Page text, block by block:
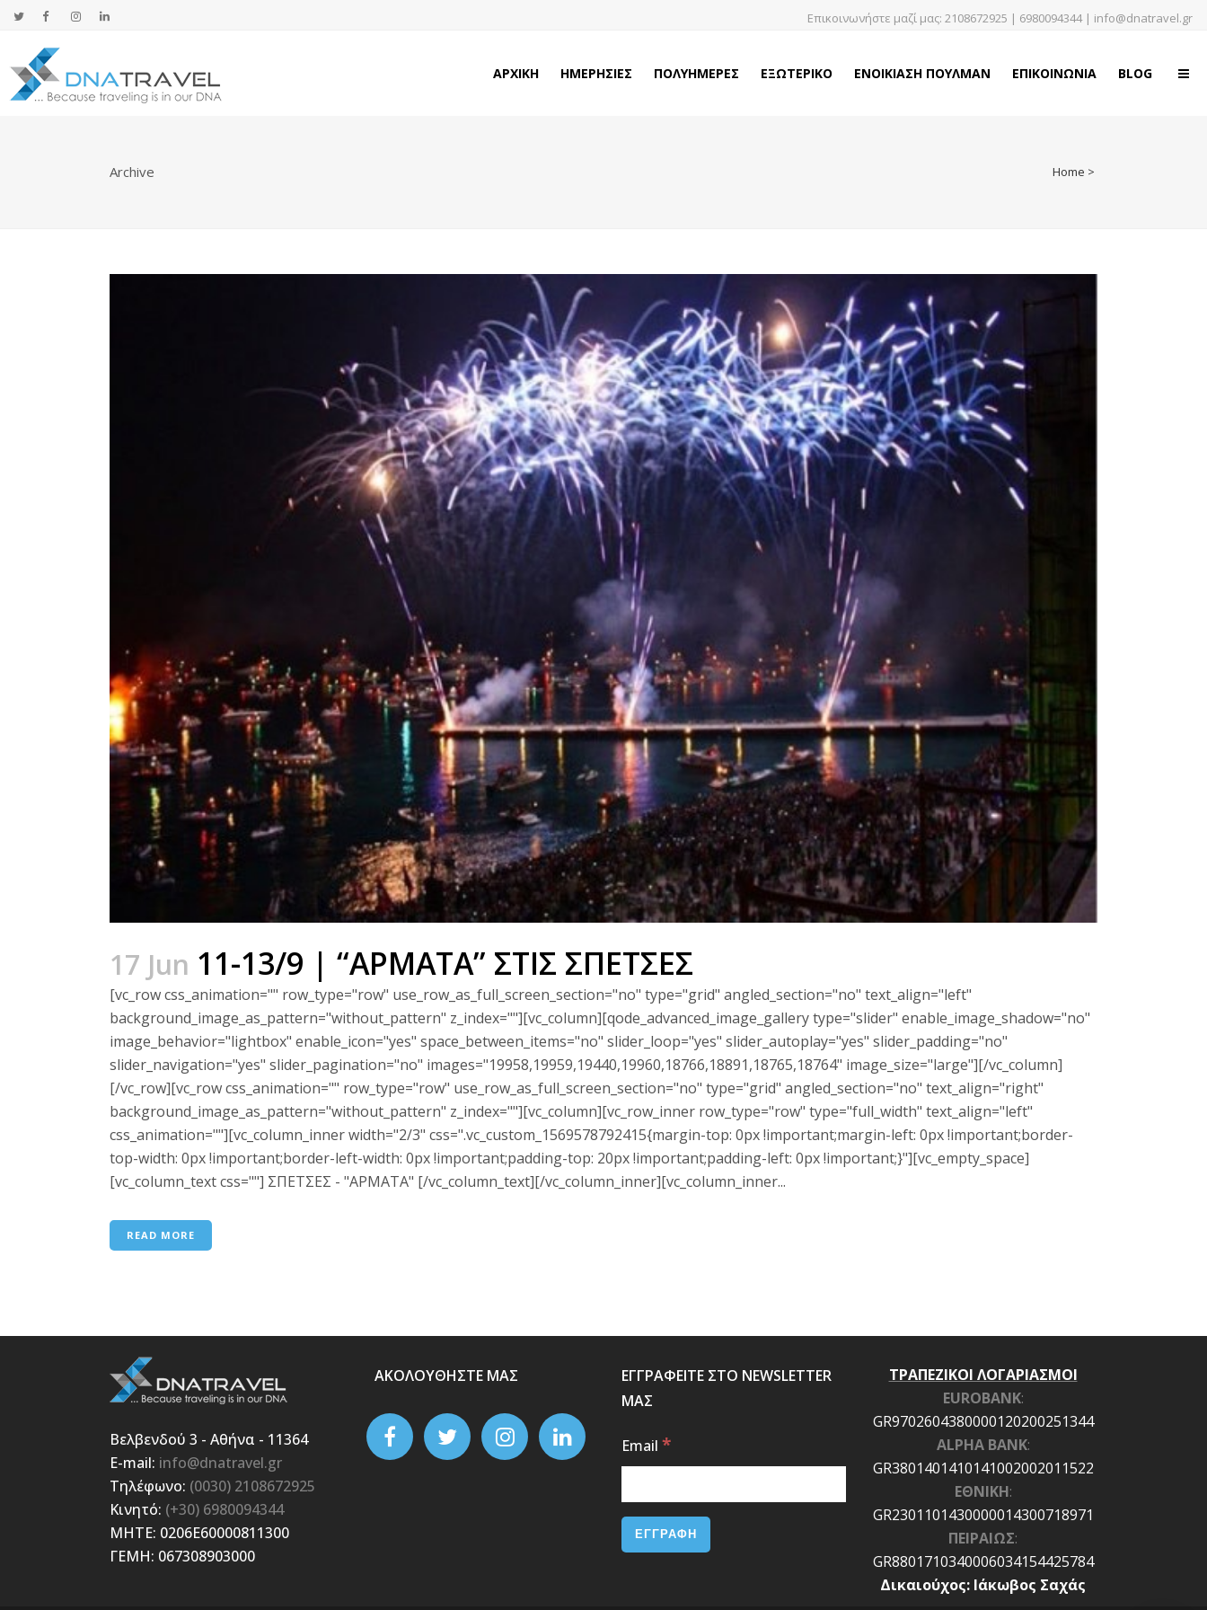
Επικοινωνήστε μαζί μας: 2108672925 | 6980094344| info@dnatravel.gr
ΑΡΧΙΚΗ ΗΜΕΡΗΣΙΕΣ ΠΟΛΥΗΜΕΡΕΣ ΕΞΩΤΕΡΙΚΟ ΕΝΟΙΚΙΑΣΗ ΠΟΥΛΜΑΝ ΕΠΙΚΟΙΝΩΝΙΑ BLOG
Archive Home >
17 Jun 11-13/9 | “ΑΡΜΑΤΑ” ΣΤΙΣ ΣΠΕΤΣΕΣ
[vc_row css_animation="" row_type="row" use_row_as_full_screen_section="no" type="grid" angled_section="no" text_align="left"
background_image_as_pattern="without_pattern" z_index=""][vc_column][qode_advanced_image_gallery type="slider" enable_image_shadow="no"
image_behavior="lightbox" enable_icon="yes" space_between_items="no" slider_loop="yes" slider_autoplay="yes" slider_padding="no"
slider_navigation="yes" slider_pagination="no" images="19958,19959,19440,19960,18766,18891,18765,18764" image_size="large"][/vc_column]
[/vc_row][vc_row css_animation="" row_type="row" use_row_as_full_screen_section="no" type="grid" angled_section="no" text_align="right"
background_image_as_pattern="without_pattern" z_index=""][vc_column][vc_row_inner row_type="row" type="full_width" text_align="left"
css_animation=""][vc_column_inner width="2/3" css=".vc_custom_1569578792415{margin-top: 0px !important;margin-left: 0px !important;border-
top-width: 0px !important;border-left-width: 0px !important;padding-top: 20px !important;padding-left: 0px !important;}"][vc_empty_space]
[vc_column_text css=""] ΣΠΕΤΣΕΣ - "ΑΡΜΑΤΑ" [/vc_column_text][/vc_column_inner][vc_column_inner...
READ MORE
Βελβενδού 3 - Αθήνα - 11364
E-mail: info@dnatravel.gr
Τηλέφωνο: (0030) 2108672925
Κινητό: (+30) 6980094344
ΜΗΤΕ: 0206E60000811300
ΓΕΜΗ: 067308903000
ΑΚΟΛΟΥΘΗΣΤΕ ΜΑΣ
ΕΓΓΡΑΦΕΙΤΕ ΣΤΟ NEWSLETTER
ΜΑΣ
Email *
ΤΡΑΠΕΖΙΚΟΙ ΛΟΓΑΡΙΑΣΜΟΙ
EUROBANK:
GR9702604380000120200251344
ALPHA BANK:
GR3801401410141002002011522
ΕΘΝΙΚΗ:
GR2301101430000014300718971
ΠΕΙΡΑΙΩΣ:
GR8801710340006034154425784
Δικαιούχος: Ιάκωβος Σαχάς